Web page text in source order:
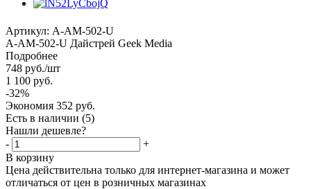
Артикул: A-AM-502-U
A-AM-502-U Дайстрей Geek Media
Подробнее
748 руб./шт
1 100 руб.
-32%
Экономия 352 руб.
Есть в наличии (5)
Нашли дешевле?
-
+
В корзину
Цена действительна только для интернет-магазина и может
отличаться от цен в розничных магазинах